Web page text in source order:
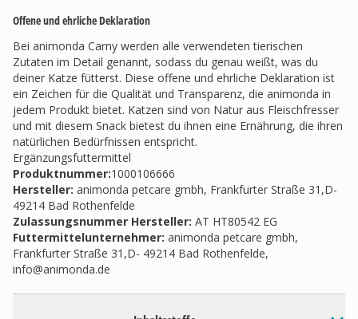
Offene und ehrliche Deklaration
Bei animonda Carny werden alle verwendeten tierischen
Zutaten im Detail genannt, sodass du genau weißt, was du
deiner Katze fütterst. Diese offene und ehrliche Deklaration ist
ein Zeichen für die Qualität und Transparenz, die animonda in
jedem Produkt bietet. Katzen sind von Natur aus Fleischfresser
und mit diesem Snack bietest du ihnen eine Ernährung, die ihren
natürlichen Bedürfnissen entspricht.
Ergänzungsfuttermittel
Produktnummer:1000106666
Hersteller: animonda petcare gmbh, Frankfurter Straße 31,D-
49214 Bad Rothenfelde
Zulassungsnummer Hersteller: AT HT80542 EG
Futtermittelunternehmer: animonda petcare gmbh,
Frankfurter Straße 31,D- 49214 Bad Rothenfelde,
info@animonda.de